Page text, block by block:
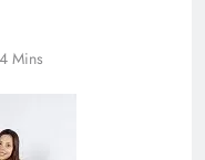
4 Mins